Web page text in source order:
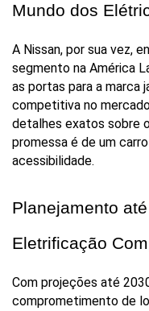
Mundo dos
A Nissan, por sua vez,
segmento na América
as portas para a marca
competitiva no
detalhes exatos sobre
promessa é de um
acessibilidade.
Planejamento
Eletrificação
Com projeções até
comprometimento de